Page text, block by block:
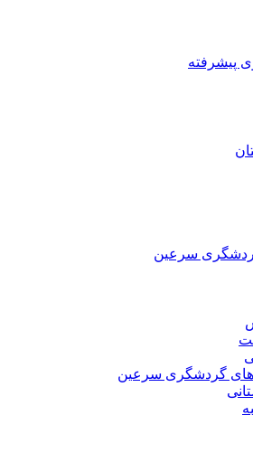
پیشرفته
سرعین
های گردشگری سرعین